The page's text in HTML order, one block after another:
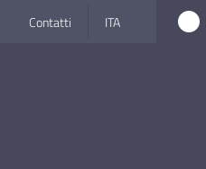
Contatti ITA